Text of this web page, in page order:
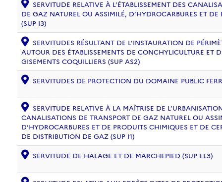
SERVITUDE RELATIVE À L’ÉTABLISSEMENT DES
DE GAZ NATUREL OU ASSIMILÉ, D’HYDROCARBURES ET
(SUP I3)
SERVITUDES RÉSULTANT DE L’INSTAURATION DE
AUTOUR DES ÉTABLISSEMENTS DE CONCHYLICULTURE ET
GISEMENTS COQUILLIERS (SUP AS2)
SERVITUDES DE PROTECTION DU DOMAINE PUBLIC
SERVITUDE RELATIVE À LA MAÎTRISE DE
CANALISATIONS DE TRANSPORT DE GAZ NATUREL OU
D’HYDROCARBURES ET DE PRODUITS CHIMIQUES ET DE
DE DISTRIBUTION DE GAZ (SUP I1)
SERVITUDE DE HALAGE ET DE MARCHEPIED (SUP EL3)